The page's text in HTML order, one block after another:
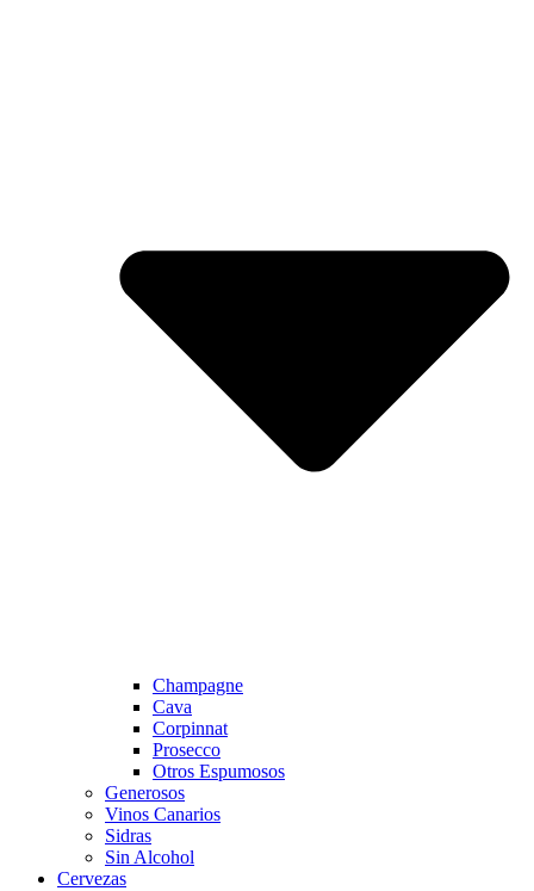
Champagne
Cava
Corpinnat
Prosecco
Otros Espumosos
Generosos
Vinos Canarios
Sidras
Sin Alcohol
Cervezas